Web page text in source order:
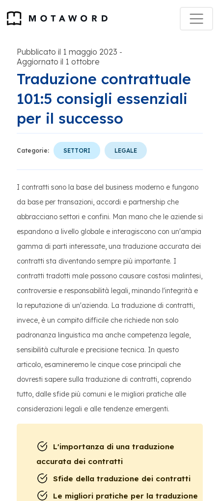
Pubblicato il 1 maggio 2023 -
Aggiornato il 1 ottobre
Traduzione contrattuale
101:5 consigli essenziali
per il successo
Categorie: SETTORI LEGALE
I contratti sono la base del business moderno e fungono
da base per transazioni, accordi e partnership che
abbracciano settori e confini. Man mano che le aziende si
espandono a livello globale e interagiscono con un'ampia
gamma di parti interessate, una traduzione accurata dei
contratti sta diventando sempre più importante. I
contratti tradotti male possono causare costosi malintesi,
controversie e responsabilità legali, minando l'integrità e
la reputazione di un'azienda. La traduzione di contratti,
invece, è un compito difficile che richiede non solo
padronanza linguistica ma anche competenza legale,
sensibilità culturale e precisione tecnica. In questo
articolo, esamineremo le cinque cose principali che
dovresti sapere sulla traduzione di contratti, coprendo
tutto, dalle sfide più comuni e le migliori pratiche alle
considerazioni legali e alle tendenze emergenti.
L'importanza di una traduzione
accurata dei contratti
Sfide della traduzione dei contratti
Le migliori pratiche per la traduzione